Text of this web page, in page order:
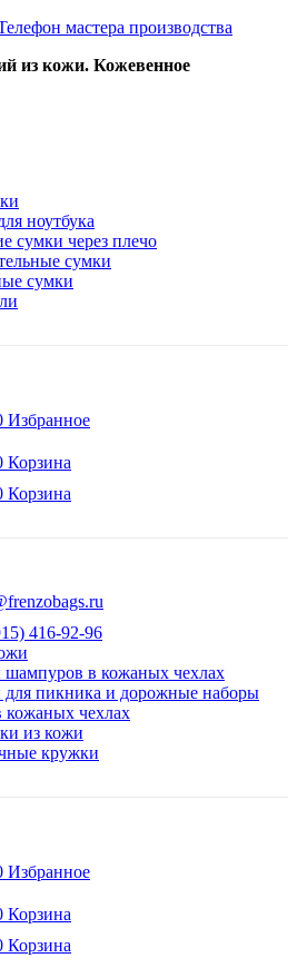
мастера производства
из кожи. Кожевенное
ноутбука
сумки через плечо
сумки
сумки
Избранное
Корзина
Корзина
416-92-96
в кожаных чехлах
пикника и дорожные наборы
кожаных чехлах
из кожи
кружки
Избранное
Корзина
Корзина